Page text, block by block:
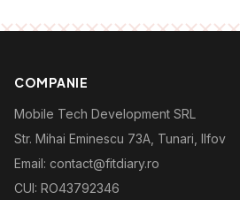
COMPANIE
Mobile Tech Development SRL
Str. Mihai Eminescu 73A, Tunari, Ilfov
Email: contact@fitdiary.ro
CUI: RO43792346